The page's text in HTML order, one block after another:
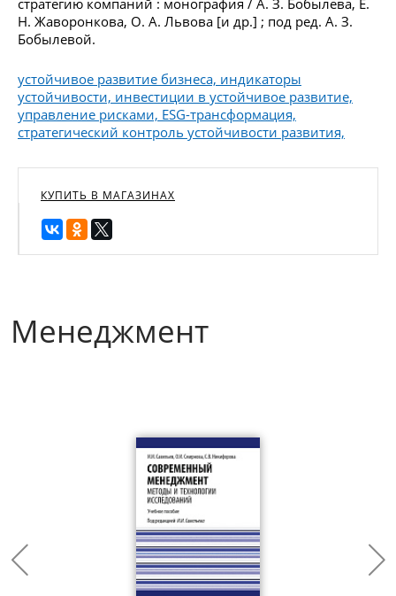
Н. Жаворонкова, О. А. Львова [и др.] ; под ред. А. З.
Бобылевой.
устойчивое развитие бизнеса, индикаторы
устойчивости, инвестиции в устойчивое развитие,
управление рисками, ESG-трансформация,
стратегический контроль устойчивости развития,
КУПИТЬ В МАГАЗИНАХ
Менеджмент